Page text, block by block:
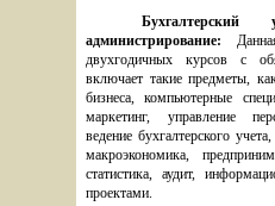
администрирование:
двухгодичных курсов с
включает такие предметы,
бизнеса, компьютерные
маркетинг, управление
ведение бухгалтерского
макроэкономика,
статистика, аудит,
проектами.